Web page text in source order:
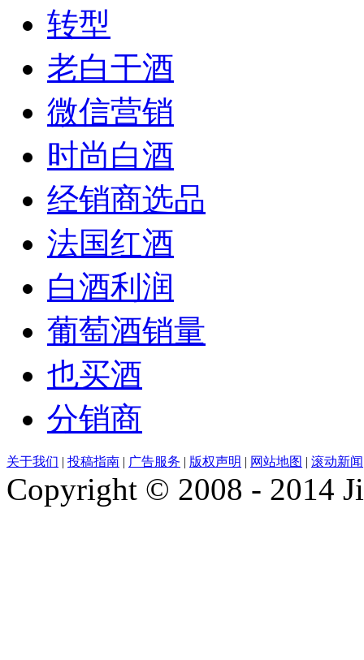
转型
老白干酒
微信营销
时尚白酒
经销商选品
法国红酒
白酒利润
葡萄酒销量
也买酒
分销商
关于我们 | 投稿指南 | 广告服务 | 版权声明 | 网站地图 | 滚动新闻
Copyright © 2008 - 2014